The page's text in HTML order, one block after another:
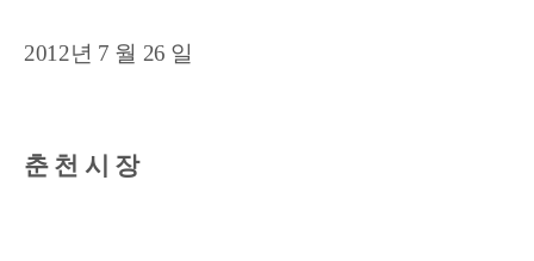
2012년 7 월 26 일
춘 천 시 장